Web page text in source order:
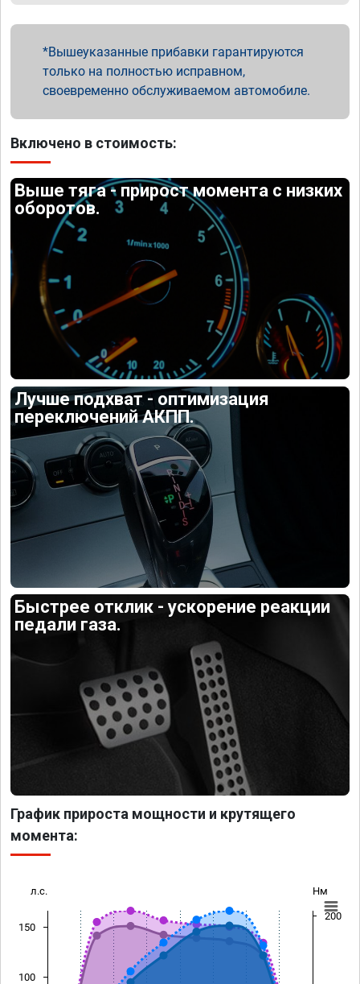
Вышеуказанные прибавки гарантируются
только на полностью исправном,
своевременно обслуживаемом автомобиле.
Включено в стоимость:
Выше тяга - прирост момента с низких
оборотов.
Лучше подхват - оптимизация
переключений АКПП.
Быстрее отклик - ускорение реакции
педали газа.
График прироста мощности и крутящего
момента:
л.с. Нм
100
150
200